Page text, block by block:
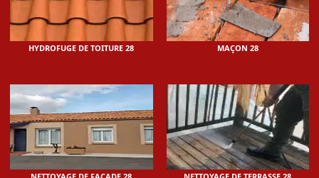
HYDROFUGE DE TOITURE 28 MAÇON 28